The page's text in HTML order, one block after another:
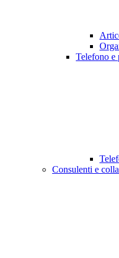
Telefono e
Consulenti e